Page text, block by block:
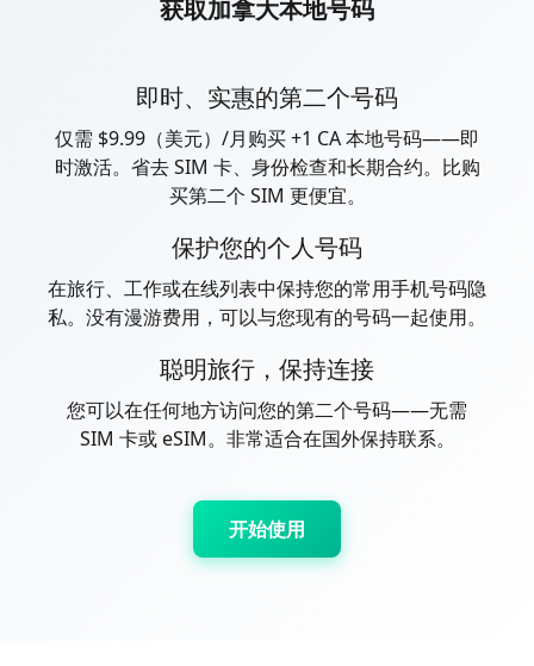
获取加拿大本地号码
即时、实惠的第二个号码
仅需 $9.99（美元）/月购买 +1 CA 本地号码——即
时激活。省去 SIM 卡、身份检查和长期合约。比购
买第二个 SIM 更便宜。
保护您的个人号码
在旅行、工作或在线列表中保持您的常用手机号码隐
私。没有漫游费用，可以与您现有的号码一起使用。
聪明旅行，保持连接
您可以在任何地方访问您的第二个号码——无需
SIM 卡或 eSIM。非常适合在国外保持联系。
开始使用